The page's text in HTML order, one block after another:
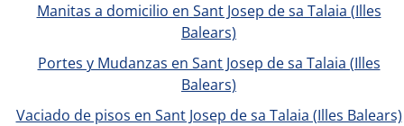
Manitas a domicilio en Sant Josep de sa Talaia (Illes
Balears)
Portes y Mudanzas en Sant Josep de sa Talaia (Illes
Balears)
Vaciado de pisos en Sant Josep de sa Talaia (Illes Balears)